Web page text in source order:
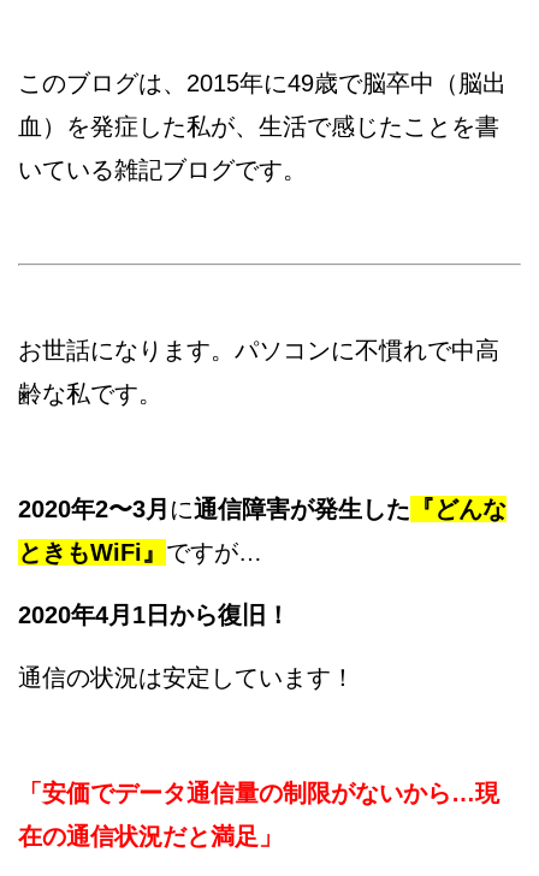
このブログは、2015年に49歳で脳卒中（脳出
血）を発症した私が、生活で感じたことを書
いている雑記ブログです。
お世話になります。パソコンに不慣れで中高
齢な私です。
2020年2〜3月 に通信障害が発生した 『どんな
ときもWiFi』 ですが…
2020年4月1日から復旧！
通信の状況は安定しています！
「安価でデータ通信量の制限がないから…現
在の通信状況だと満足」